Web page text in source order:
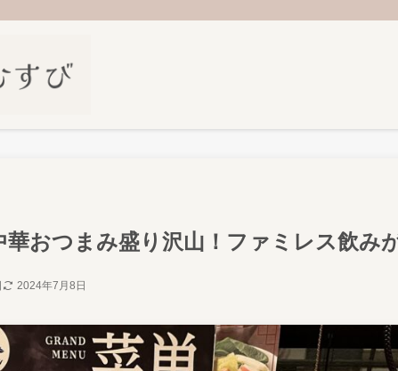
華おつまみ盛り沢山！ファミレス飲み
2024年7月8日